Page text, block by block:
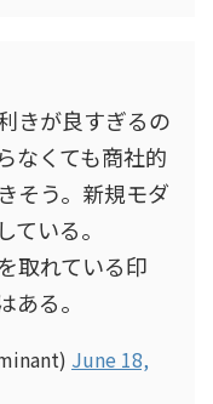
きが良すぎるの
なくても商社的
そう。新規モダ
いる。
取れている印
る。
June 18,